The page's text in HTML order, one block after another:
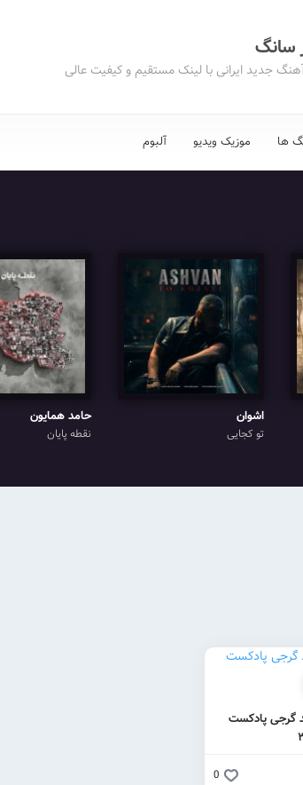
سانگ
آهنگ جدید ایرانی با لینک مستقیم و کیفیت عالی
ها موزیک ویدیو آلبوم
اشوان
تو کجایی
حامد همایون
نقطه پایان
گرجی پادکست
0